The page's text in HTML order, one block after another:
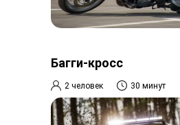
Багги-кросс
2 человек 30 минут